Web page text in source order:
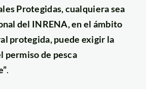
Protegidas, cualquiera sea
del INRENA, en el ámbito
protegida, puede exigir la
permiso de pesca
.